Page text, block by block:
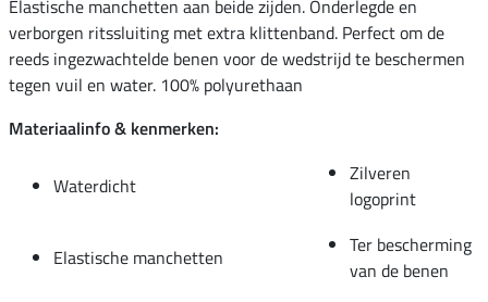
Elastische manchetten aan beide zijden. Onderlegde en
verborgen ritssluiting met extra klittenband. Perfect om de
reeds ingezwachtelde benen voor de wedstrijd te beschermen
tegen vuil en water. 100% polyurethaan
Materiaalinfo & kenmerken:
Waterdicht
Zilveren
logoprint
Elastische manchetten
Ter bescherming
van de benen